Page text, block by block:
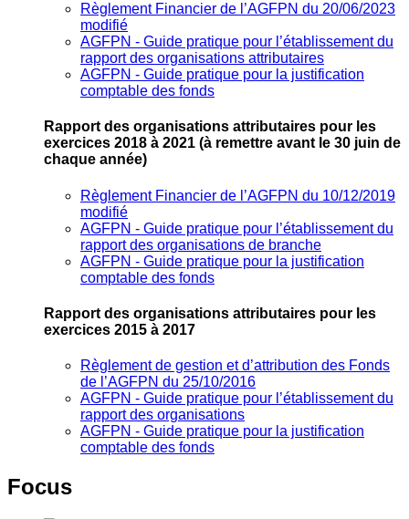
Règlement Financier de l’AGFPN du 20/06/2023
modifié
AGFPN ‐ Guide pratique pour l’établissement du
rapport des organisations attributaires
AGFPN ‐ Guide pratique pour la justification
comptable des fonds
Rapport des organisations attributaires pour les
exercices 2018 à 2021 (à remettre avant le 30 juin de
chaque année)
Règlement Financier de l’AGFPN du 10/12/2019
modifié
AGFPN ‐ Guide pratique pour l’établissement du
rapport des organisations de branche
AGFPN ‐ Guide pratique pour la justification
comptable des fonds
Rapport des organisations attributaires pour les
exercices 2015 à 2017
Règlement de gestion et d’attribution des Fonds
de l’AGFPN du 25/10/2016
AGFPN ‐ Guide pratique pour l’établissement du
rapport des organisations
AGFPN ‐ Guide pratique pour la justification
comptable des fonds
Focus